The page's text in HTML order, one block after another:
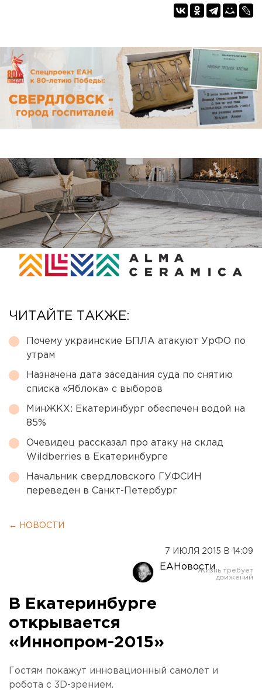
ЧИТАЙТЕ ТАКЖЕ:
Почему украинские БПЛА атакуют УрФО по
утрам
Назначена дата заседания суда по снятию
списка «Яблока» с выборов
МинЖКХ: Екатеринбург обеспечен водой на
85%
Очевидец рассказал про атаку на склад
Wildberries в Екатеринбурге
Начальник свердловского ГУФСИН
переведен в Санкт-Петербург
← НОВОСТИ
7 ИЮЛЯ 2015 В 14:09
ЕАНовости
В Екатеринбурге
открывается
«Иннопром-2015»
Гостям покажут инновационный самолет и
робота с 3D-зрением.